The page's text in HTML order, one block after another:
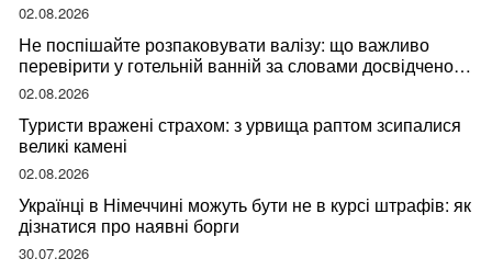
02.08.2026
Не поспішайте розпаковувати валізу: що важливо
перевірити у готельній ванній за словами досвідченої
мандрівниці
02.08.2026
Туристи вражені страхом: з урвища раптом зсипалися
великі камені
02.08.2026
Українці в Німеччині можуть бути не в курсі штрафів: як
дізнатися про наявні борги
30.07.2026